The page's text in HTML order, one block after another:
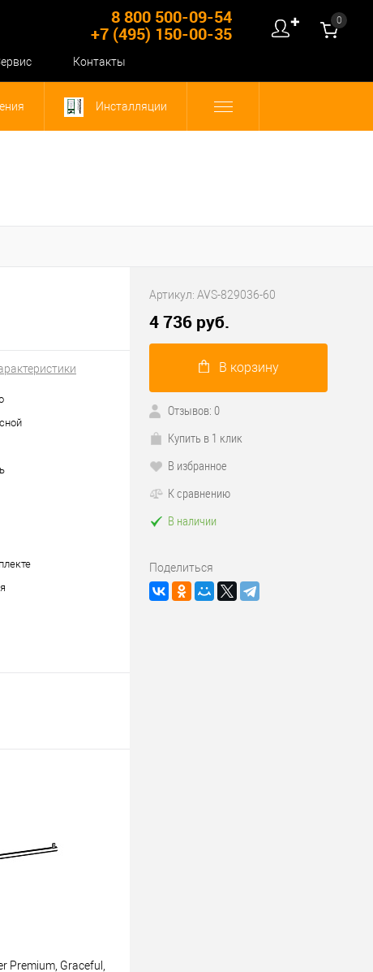
8 800 500-09-54
+7 (495) 150-00-35
Контакты
✚ 0
Инсталляции
Premium, Graceful,
Артикул: AVS-829036-60
4 736 руб.
В корзину
Отзывов: 0
Купить в 1 клик
В избранное
К сравнению
В наличии
Поделиться